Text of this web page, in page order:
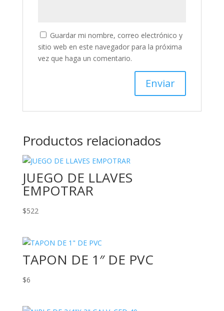
Guardar mi nombre, correo electrónico y
sitio web en este navegador para la próxima
vez que haga un comentario.
Productos relacionados
JUEGO DE LLAVES
EMPOTRAR
$522
TAPON DE 1″ DE PVC
$6